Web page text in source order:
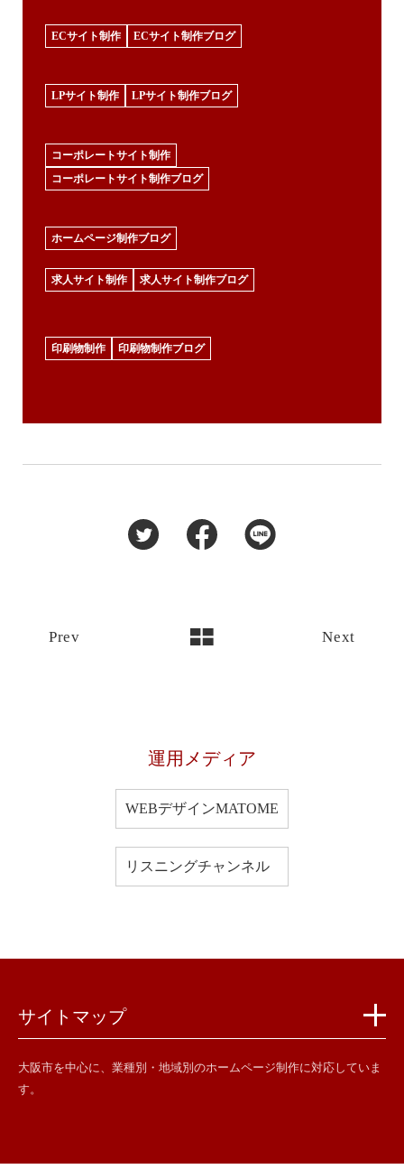
ECサイト制作 ECサイト制作ブログ
LPサイト制作 LPサイト制作ブログ
コーポレートサイト制作
コーポレートサイト制作ブログ
ホームページ制作ブログ
求人サイト制作 求人サイト制作ブログ
印刷物制作 印刷物制作ブログ
Next
Prev
運用メディア
WEBデザインMATOME
リスニングチャンネル
サイトマップ
大阪市を中心に、業種別・地域別のホームページ制作に対応していま
す。